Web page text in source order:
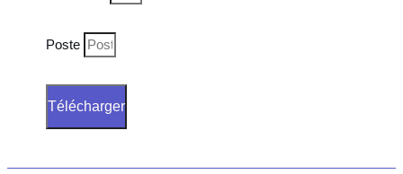
Poste
Télécharger